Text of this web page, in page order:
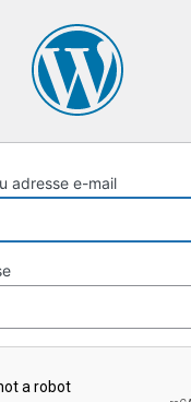
adresse e-mail